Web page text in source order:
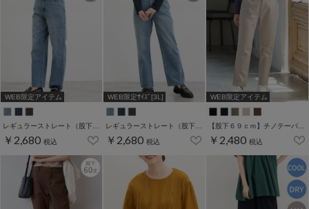
WEB限定アイテム
￥2,680 税込
WEB限定ｻｲｽﾞ[3L]
￥2,680 税込
WEB限定アイテム
￥2,480 税込